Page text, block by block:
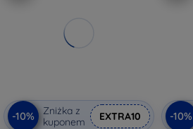
-10%
Zniżka z
kuponem
EXTRA10 -10%